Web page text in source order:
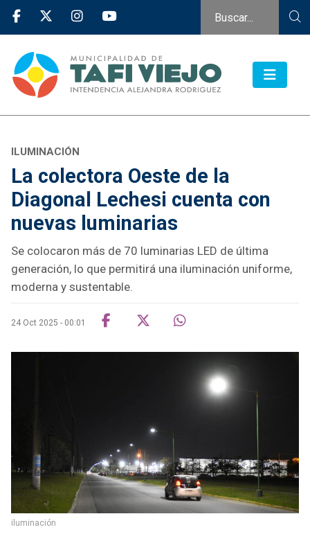
ILUMINACIÓN
La colectora Oeste de la
Diagonal Lechesi cuenta con
nuevas luminarias
Se colocaron más de 70 luminarias LED de última
generación, lo que permitirá una iluminación uniforme,
moderna y sustentable.
24 Oct 2025 - 00:01
iluminación